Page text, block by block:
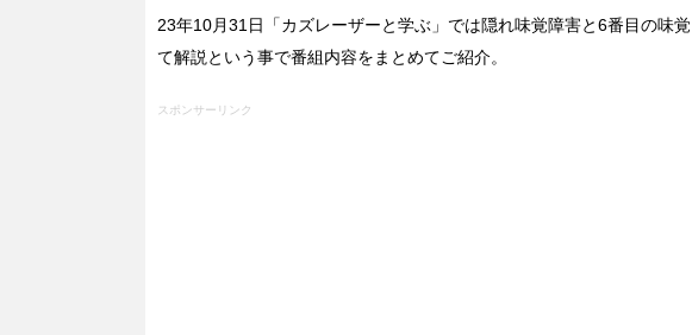
23年10月31日「カズレーザーと学ぶ」では隠れ味覚障害と6番目の味
て解説という事で番組内容をまとめてご紹介。
スポンサーリンク